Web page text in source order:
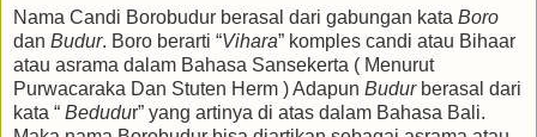
Nama Candi Borobudur berasal dari gabungan kata Boro
dan Budur. Boro berarti “Vihara” komples candi atau Bihaar
atau asrama dalam Bahasa Sansekerta ( Menurut
Purwacaraka Dan Stuten Herm ) Adapun Budur berasal dari
kata “ Bedudur” yang artinya di atas dalam Bahasa Bali.